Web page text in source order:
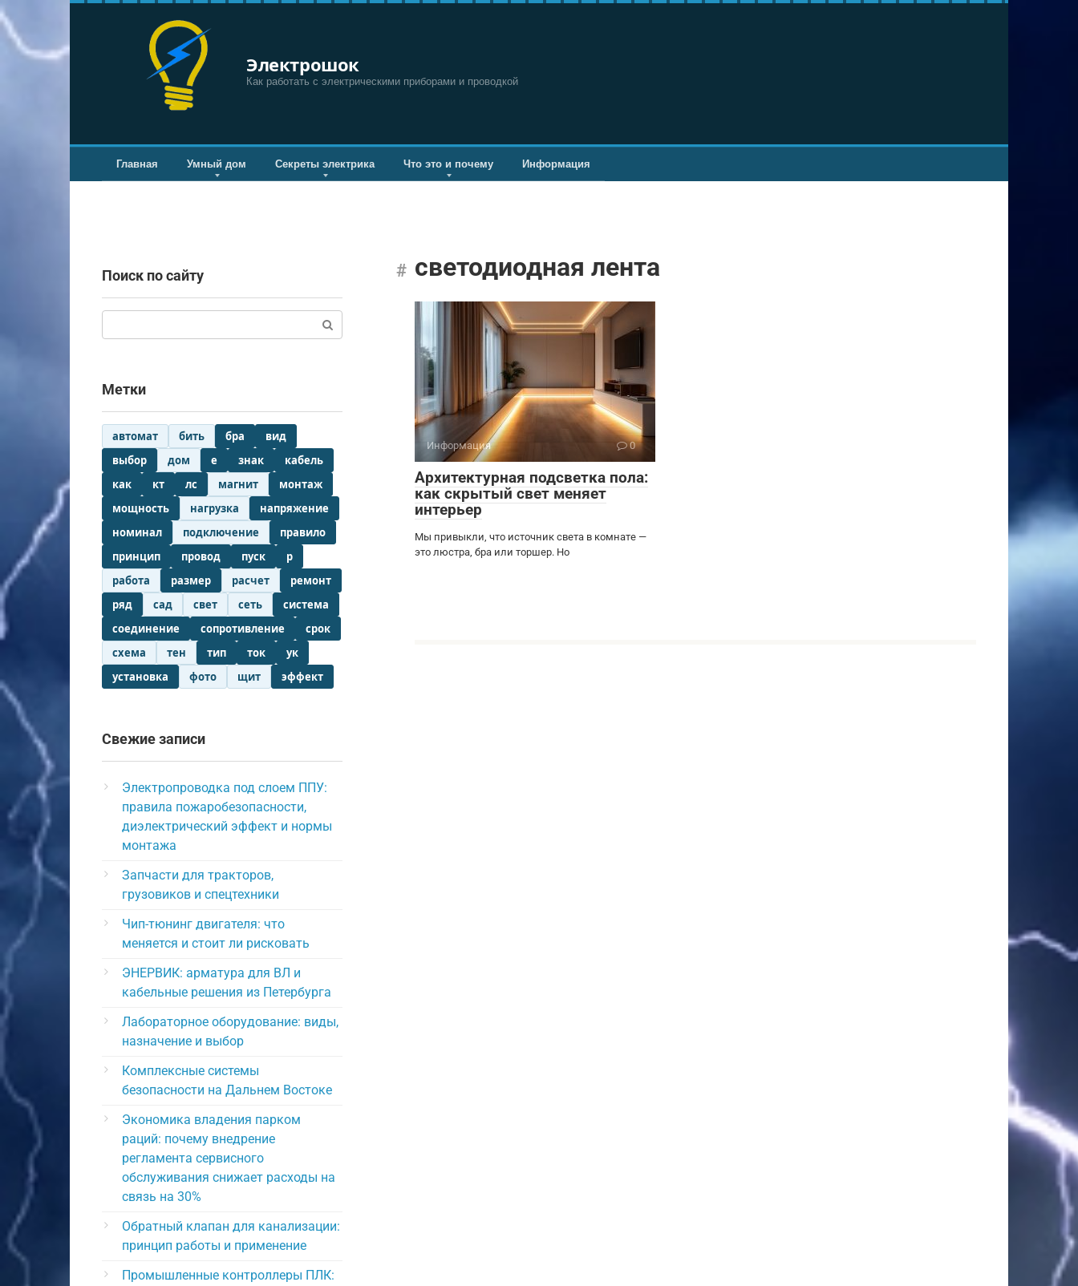
Перейти
к
контенту
Электрошок
Как работать с электрическими приборами и проводкой
Главная Умный дом Секреты электрика Что это и почему Информация
светодиодная лента
Информация 0
Архитектурная подсветка пола:
как скрытый свет меняет
интерьер
Мы привыкли, что источник света в комнате —
это люстра, бра или торшер. Но
Поиск по сайту
Метки
автомат бить бра
вид
выбор
дом е знак
кабель
как
кт лс магнит
монтаж
мощность
нагрузка
напряжение
номинал
подключение
правило
принцип
провод пуск
р
работа
размер расчет
ремонт
ряд
сад свет сеть
система
соединение
сопротивление
срок
схема
тен тип ток
ук
установка
фото щит эффект
Свежие записи
Электропроводка под слоем ППУ:
правила пожаробезопасности,
диэлектрический эффект и нормы
монтажа
Запчасти для тракторов,
грузовиков и спецтехники
Чип-тюнинг двигателя: что
меняется и стоит ли рисковать
ЭНЕРВИК: арматура для ВЛ и
кабельные решения из Петербурга
Лабораторное оборудование: виды,
назначение и выбор
Комплексные системы
безопасности на Дальнем Востоке
Экономика владения парком
раций: почему внедрение
регламента сервисного
обслуживания снижает расходы на
связь на 30%
Обратный клапан для канализации:
принцип работы и применение
Промышленные контроллеры ПЛК: